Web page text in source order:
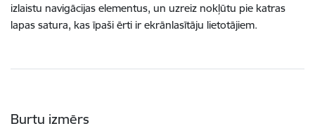
izlaistu navigācijas elementus, un uzreiz nokļūtu pie katras
lapas satura, kas īpaši ērti ir ekrānlasītāju lietotājiem.
Burtu izmērs